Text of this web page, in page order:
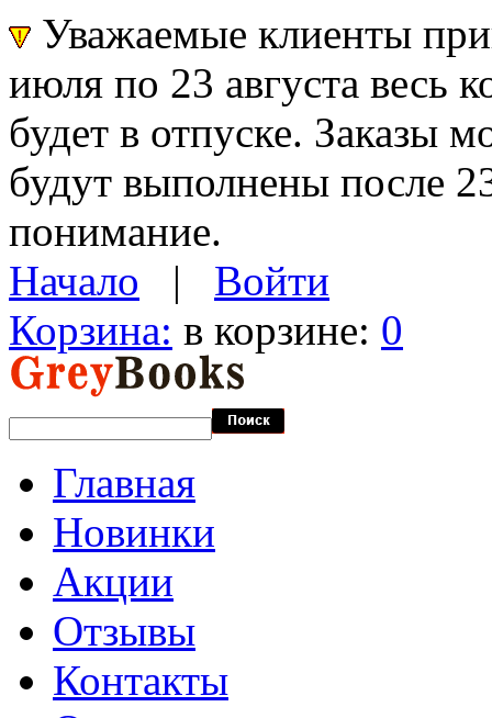
Уважаемые клиенты
июля по 23 августа весь
будет в отпуске. Заказы
будут выполнены после
понимание.
Начало | Войти
Корзина: в корзине: 0
Главная
Новинки
Акции
Отзывы
Контакты